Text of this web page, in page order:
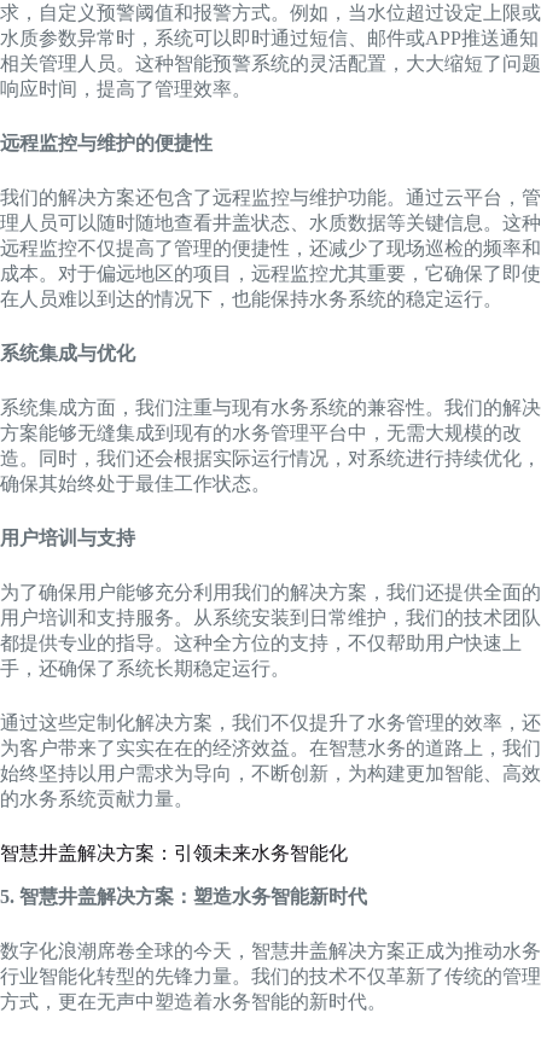
求，自定义预警阈值和报警方式。例如，当水位超过设定上限或
水质参数异常时，系统可以即时通过短信、邮件或APP推送通知
相关管理人员。这种智能预警系统的灵活配置，大大缩短了问题
响应时间，提高了管理效率。
远程监控与维护的便捷性
我们的解决方案还包含了远程监控与维护功能。通过云平台，管
理人员可以随时随地查看井盖状态、水质数据等关键信息。这种
远程监控不仅提高了管理的便捷性，还减少了现场巡检的频率和
成本。对于偏远地区的项目，远程监控尤其重要，它确保了即使
在人员难以到达的情况下，也能保持水务系统的稳定运行。
系统集成与优化
系统集成方面，我们注重与现有水务系统的兼容性。我们的解决
方案能够无缝集成到现有的水务管理平台中，无需大规模的改
造。同时，我们还会根据实际运行情况，对系统进行持续优化，
确保其始终处于最佳工作状态。
用户培训与支持
为了确保用户能够充分利用我们的解决方案，我们还提供全面的
用户培训和支持服务。从系统安装到日常维护，我们的技术团队
都提供专业的指导。这种全方位的支持，不仅帮助用户快速上
手，还确保了系统长期稳定运行。
通过这些定制化解决方案，我们不仅提升了水务管理的效率，还
为客户带来了实实在在的经济效益。在智慧水务的道路上，我们
始终坚持以用户需求为导向，不断创新，为构建更加智能、高效
的水务系统贡献力量。
智慧井盖解决方案：引领未来水务智能化
5. 智慧井盖解决方案：塑造水务智能新时代
数字化浪潮席卷全球的今天，智慧井盖解决方案正成为推动水务
行业智能化转型的先锋力量。我们的技术不仅革新了传统的管理
方式，更在无声中塑造着水务智能的新时代。